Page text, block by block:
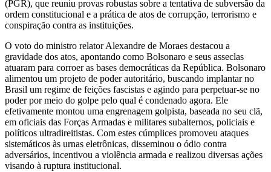
(PGR), que reuniu provas robustas sobre a tentativa de subversão da
ordem constitucional e a prática de atos de corrupção, terrorismo e
conspiração contra as instituições.
O voto do ministro relator Alexandre de Moraes destacou a
gravidade dos atos, apontando como Bolsonaro e seus asseclas
atuaram para corroer as bases democráticas da República. Bolsonaro
alimentou um projeto de poder autoritário, buscando implantar no
Brasil um regime de feições fascistas e agindo para perpetuar-se no
poder por meio do golpe pelo qual é condenado agora. Ele
efetivamente montou uma engrenagem golpista, baseada no seu clã,
em oficiais das Forças Armadas e militares subalternos, policiais e
políticos ultradireitistas. Com estes cúmplices promoveu ataques
sistemáticos às urnas eletrônicas, disseminou o ódio contra
adversários, incentivou a violência armada e realizou diversas ações
visando à ruptura institucional.